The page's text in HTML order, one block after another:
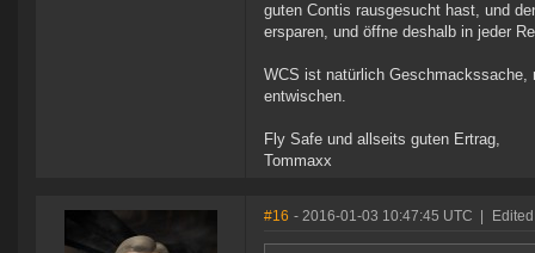
guten Contis rausgesucht hast, und
ersparen, und öffne deshalb in jeder
WCS ist natürlich Geschmackssache,
entwischen.
Fly Safe und allseits guten Ertrag,
Tommaxx
#16 - 2016-01-03 10:47:45 UTC